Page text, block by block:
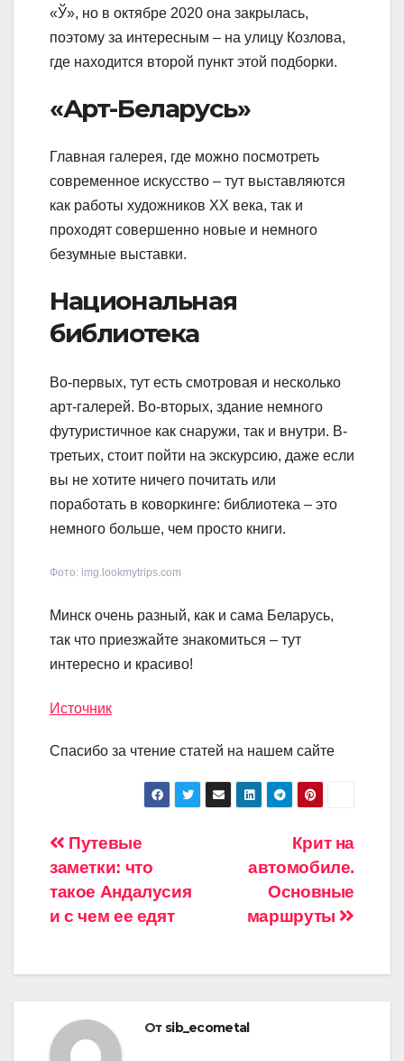
«Ў», но в октябре 2020 она закрылась,
поэтому за интересным – на улицу Козлова,
где находится второй пункт этой подборки.
«Арт-Беларусь»
Главная галерея, где можно посмотреть
современное искусство – тут выставляются
как работы художников ХХ века, так и
проходят совершенно новые и немного
безумные выставки.
Национальная
библиотека
Во-первых, тут есть смотровая и несколько
арт-галерей. Во-вторых, здание немного
футуристичное как снаружи, так и внутри. В-
третьих, стоит пойти на экскурсию, даже если
вы не хотите ничего почитать или
поработать в коворкинге: библиотека – это
немного больше, чем просто книги.
Фото: img.lookmytrips.com
Минск очень разный, как и сама Беларусь,
так что приезжайте знакомиться – тут
интересно и красиво!
Источник
Спасибо за чтение статей на нашем сайте
Навигация
по
записям
Крит на
автомобиле.
Основные
маршруты
Путевые
заметки: что
такое Андалусия
и с чем ее едят
От sib_ecometal